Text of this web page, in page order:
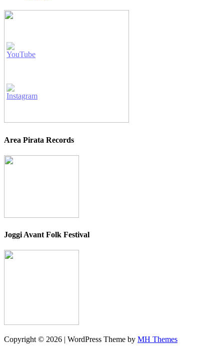
Area Pirata Records
Joggi Avant Folk Festival
Copyright © 2026 | WordPress Theme by MH Themes